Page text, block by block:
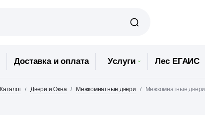
Доставка и оплата Услуги Лес ЕГАИС
Каталог Двери и Окна Межкомнатные двери Межкомнатные двери